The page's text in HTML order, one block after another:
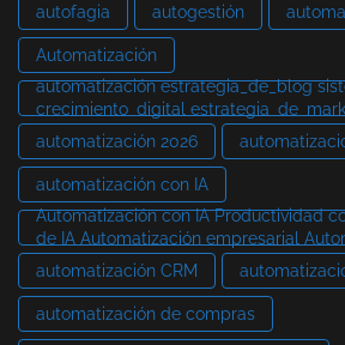
autofagia autogestión
Automatización
automatización estrategia_de_blog
crecimiento_digital
automatización 2026
automatización con IA
Automatización con IA Productividad
de IA Automatización empresarial
automatización CRM
automatización de compras